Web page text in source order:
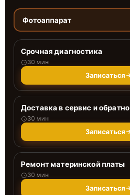
Фотоаппарат
Срочная диагностика
30 мин
Записаться
Доставка в сервис и обратно
30 мин
Записаться
Ремонт материнской платы
30 мин
Записаться